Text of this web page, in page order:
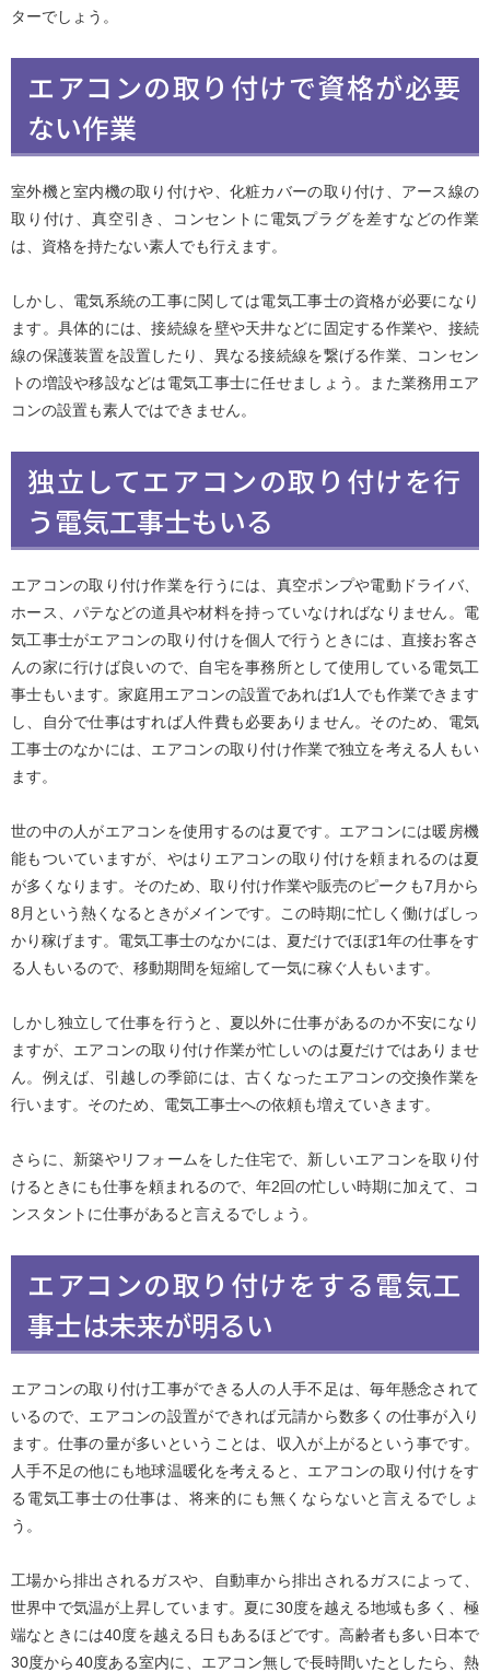
ターでしょう。
エアコンの取り付けで資格が必要
ない作業
室外機と室内機の取り付けや、化粧カバーの取り付け、アース線の
取り付け、真空引き、コンセントに電気プラグを差すなどの作業
は、資格を持たない素人でも行えます。
しかし、電気系統の工事に関しては電気工事士の資格が必要になり
ます。具体的には、接続線を壁や天井などに固定する作業や、接続
線の保護装置を設置したり、異なる接続線を繋げる作業、コンセン
トの増設や移設などは電気工事士に任せましょう。また業務用エア
コンの設置も素人ではできません。
独立してエアコンの取り付けを行
う電気工事士もいる
エアコンの取り付け作業を行うには、真空ポンプや電動ドライバ、
ホース、パテなどの道具や材料を持っていなければなりません。電
気工事士がエアコンの取り付けを個人で行うときには、直接お客さ
んの家に行けば良いので、自宅を事務所として使用している電気工
事士もいます。家庭用エアコンの設置であれば1人でも作業できます
し、自分で仕事はすれば人件費も必要ありません。そのため、電気
工事士のなかには、エアコンの取り付け作業で独立を考える人もい
ます。
世の中の人がエアコンを使用するのは夏です。エアコンには暖房機
能もついていますが、やはりエアコンの取り付けを頼まれるのは夏
が多くなります。そのため、取り付け作業や販売のピークも7月から
8月という熱くなるときがメインです。この時期に忙しく働けばしっ
かり稼げます。電気工事士のなかには、夏だけでほぼ1年の仕事をす
る人もいるので、移動期間を短縮して一気に稼ぐ人もいます。
しかし独立して仕事を行うと、夏以外に仕事があるのか不安になり
ますが、エアコンの取り付け作業が忙しいのは夏だけではありませ
ん。例えば、引越しの季節には、古くなったエアコンの交換作業を
行います。そのため、電気工事士への依頼も増えていきます。
さらに、新築やリフォームをした住宅で、新しいエアコンを取り付
けるときにも仕事を頼まれるので、年2回の忙しい時期に加えて、コ
ンスタントに仕事があると言えるでしょう。
エアコンの取り付けをする電気工
事士は未来が明るい
エアコンの取り付け工事ができる人の人手不足は、毎年懸念されて
いるので、エアコンの設置ができれば元請から数多くの仕事が入り
ます。仕事の量が多いということは、収入が上がるという事です。
人手不足の他にも地球温暖化を考えると、エアコンの取り付けをす
る電気工事士の仕事は、将来的にも無くならないと言えるでしょ
う。
工場から排出されるガスや、自動車から排出されるガスによって、
世界中で気温が上昇しています。夏に30度を越える地域も多く、極
端なときには40度を越える日もあるほどです。高齢者も多い日本で
30度から40度ある室内に、エアコン無しで長時間いたとしたら、熱